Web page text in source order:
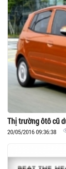
Thị trường ôtô cũ
20/05/2016 09:36:38